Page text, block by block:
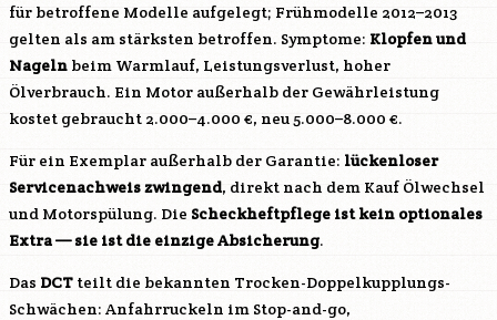
für betroffene Modelle aufgelegt; Frühmodelle 2012–2013
gelten als am stärksten betroffen. Symptome: Klopfen und
Nageln beim Warmlauf, Leistungsverlust, hoher
Ölverbrauch. Ein Motor außerhalb der Gewährleistung
kostet gebraucht 2.000–4.000 €, neu 5.000–8.000 €.
Für ein Exemplar außerhalb der Garantie: lückenloser
Servicenachweis zwingend, direkt nach dem Kauf Ölwechsel
und Motorspülung. Die Scheckheftpflege ist kein optionales
Extra — sie ist die einzige Absicherung.
Das DCT teilt die bekannten Trocken-Doppelkupplungs-
Schwächen: Anfahrruckeln im Stop-and-go,